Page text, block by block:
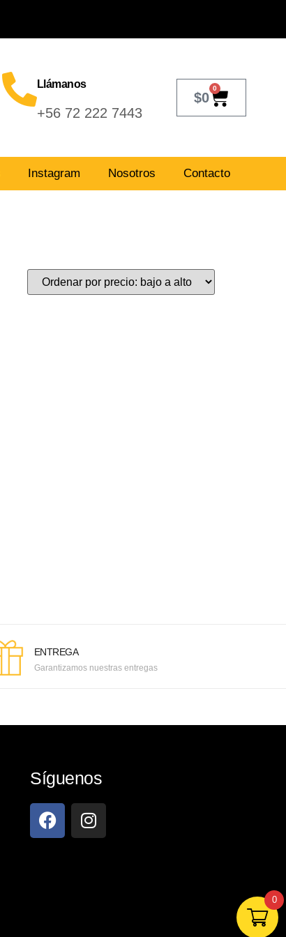
Llámanos
+56 72 222 7443
$0
0
Instagram Nosotros Contacto
ENTREGA
Garantizamos nuestras entregas
Síguenos
0